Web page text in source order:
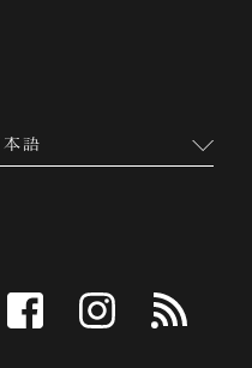
facebook instagram